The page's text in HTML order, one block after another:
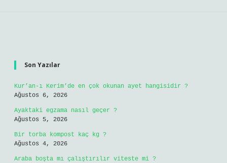
Son Yazılar
Kur’an-ı Kerim’de en çok okunan ayet hangisidir ?
Ağustos 6, 2026
Ayaktaki egzama nasıl geçer ?
Ağustos 5, 2026
Bir torba kompost kaç kg ?
Ağustos 4, 2026
Araba boşta mı çalıştırılır viteste mi ?